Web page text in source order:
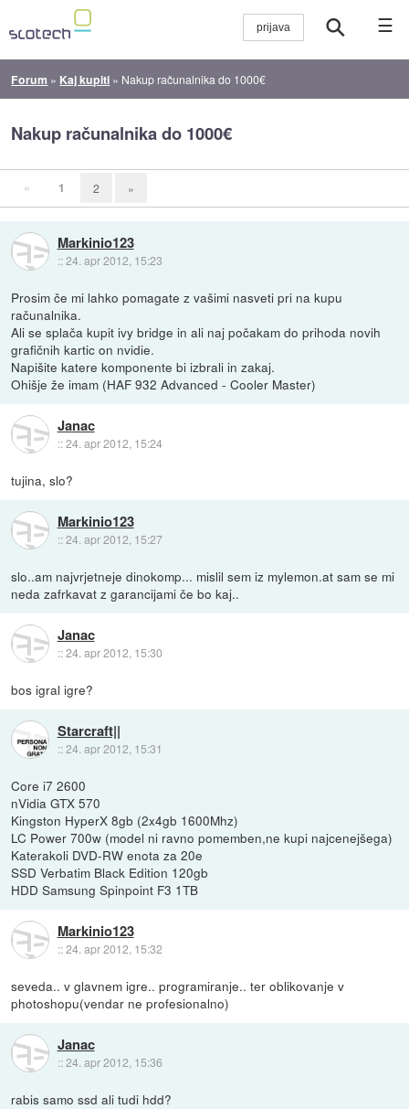
☰
Forum » Kaj kupiti » Nakup računalnika do 1000€
Nakup računalnika do 1000€
« 1 2 »
Markinio123
::24. apr 2012, 15:23
Prosim če mi lahko pomagate z vašimi nasveti pri na kupu
računalnika.
Ali se splača kupit ivy bridge in ali naj počakam do prihoda novih
grafičnih kartic on nvidie.
Napišite katere komponente bi izbrali in zakaj.
Ohišje že imam (HAF 932 Advanced - Cooler Master)
Janac
::24. apr 2012, 15:24
tujina, slo?
Markinio123
::24. apr 2012, 15:27
slo..am najvrjetneje dinokomp... mislil sem iz mylemon.at sam se mi
neda zafrkavat z garancijami če bo kaj..
Janac
::24. apr 2012, 15:30
bos igral igre?
Starcraft||
::24. apr 2012, 15:31
Core i7 2600
nVidia GTX 570
Kingston HyperX 8gb (2x4gb 1600Mhz)
LC Power 700w (model ni ravno pomemben,ne kupi najcenejšega)
Katerakoli DVD-RW enota za 20e
SSD Verbatim Black Edition 120gb
HDD Samsung Spinpoint F3 1TB
Markinio123
::24. apr 2012, 15:32
seveda.. v glavnem igre.. programiranje.. ter oblikovanje v
photoshopu(vendar ne profesionalno)
Janac
::24. apr 2012, 15:36
rabis samo ssd ali tudi hdd?